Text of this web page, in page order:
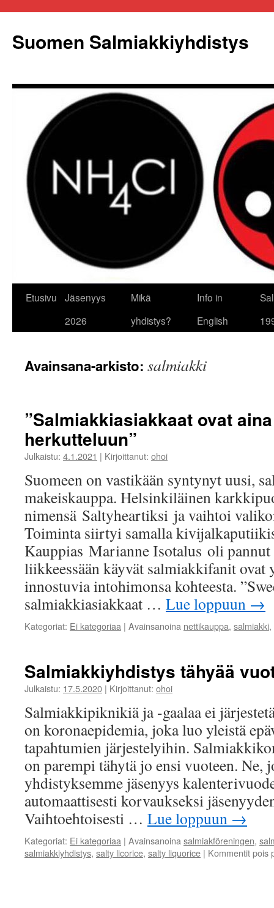
Suomen Salmiakkiyhdistys
Etusivu
Jäsenyys
2026
Mikä
yhdistys?
Info in
English
Avainsana-arkisto: salmiakki
”Salmiakkiasiakkaat ovat
herkutteluun”
Julkaistu: 4.1.2021 | Kirjoittanut: ohoi
Suomeen on vastikään syntynyt uusi,
makeiskauppa. Helsinkiläinen
nimensä Saltyheartiksi ja vaihtoi
Toiminta siirtyi samalla
Kauppias Marianne Isotalus oli
liikkeessään käyvät salmiakkifanit ovat
innostuvia intohimonsa kohteesta.
salmiakkiasiakkaat … Lue loppuun →
Kategoriat: Ei kategoriaa | Avainsanoina nettikauppa, salmiakki,
Salmiakkiyhdistys tähyää
Julkaistu: 17.5.2020 | Kirjoittanut: ohoi
Salmiakkipiknikiä ja -gaalaa ei
on koronaepidemia, joka luo yleistä
tapahtumien järjestelyihin.
on parempi tähytä jo ensi vuoteen. Ne,
yhdistyksemme jäsenyys
automaattisesti korvaukseksi
Vaihtoehtoisesti … Lue loppuun →
Kategoriat: Ei kategoriaa | Avainsanoina salmiakföreningen,
salmiakkiyhdistys, salty licorice, salty liquorice | Kommentit pois